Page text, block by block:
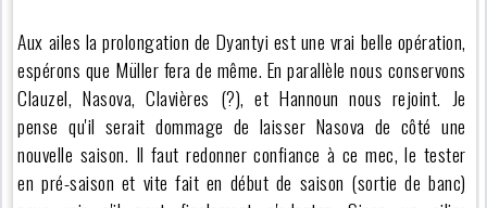
Aux ailes la prolongation de Dyantyi est une vrai belle opération,
espérons que Müller fera de même. En parallèle nous conservons
Clauzel, Nasova, Clavières (?), et Hannoun nous rejoint. Je
pense qu'il serait dommage de laisser Nasova de côté une
nouvelle saison. Il faut redonner confiance à ce mec, le tester
en pré-saison et vite fait en début de saison (sortie de banc)